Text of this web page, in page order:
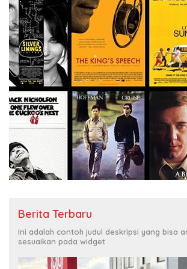
Berita Terbaru
Ini adalah contoh judul deskripsi yang bisa
sesuaikan pada widget